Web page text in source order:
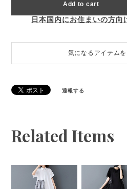
Add to cart
日本国内にお住まいの方向
気になるアイテム
通報する
Related Items